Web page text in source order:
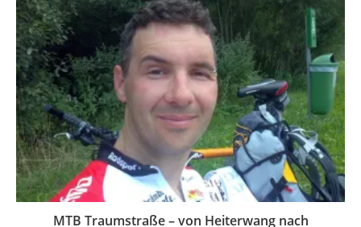
MTB Traumstraße – von Heiterwang nach